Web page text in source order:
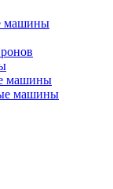
машины
машины
машины